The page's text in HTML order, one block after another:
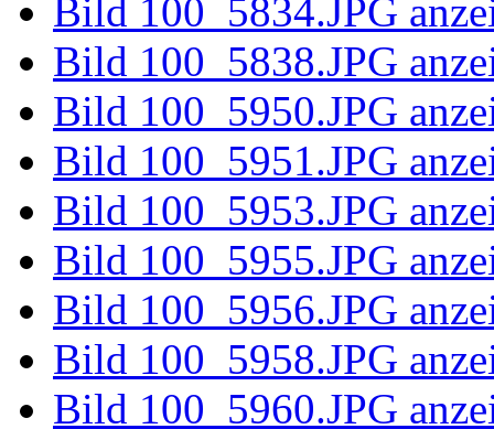
Bild
Bild
Bild
Bild